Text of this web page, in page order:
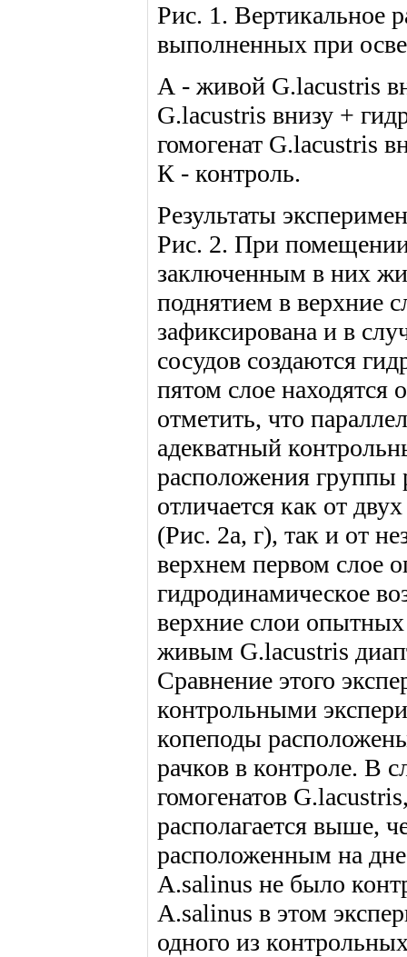
Рис. 1. Вертикальное
выполненных при
А - живой G.lacustris
G.lacustris внизу +
гомогенат G.lacustris
К - контроль.
Результаты
Рис. 2. При
заключенным в них
поднятием в верхние
зафиксирована и в
сосудов создаются
пятом слое
отметить, что
адекватный
расположения группы
отличается как от
(Рис. 2а, г), так и от
верхнем первом слое
гидродинамическое
верхние слои
живым G.lacustris
Сравнение этого
контрольными
копеподы
рачков в контроле. В
гомогенатов
располагается выше,
расположенным на
A.salinus не было
A.salinus в этом
одного из